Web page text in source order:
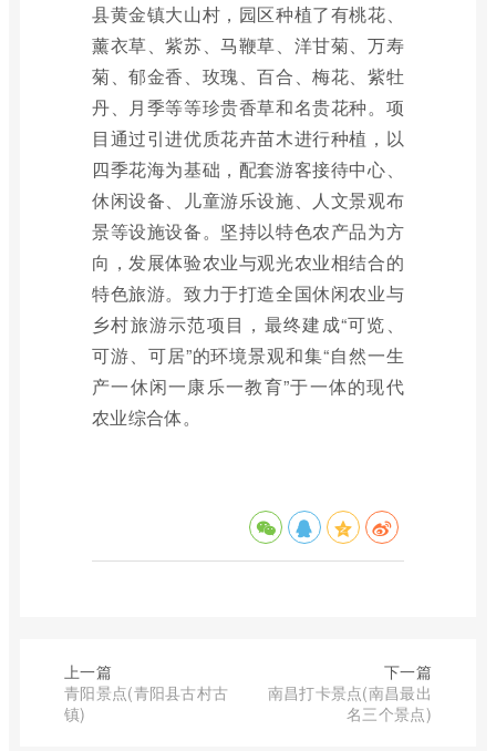
县黄金镇大山村，园区种植了有桃花、
薰衣草、紫苏、马鞭草、洋甘菊、万寿
菊、郁金香、玫瑰、百合、梅花、紫牡
丹、月季等等珍贵香草和名贵花种。项
目通过引进优质花卉苗木进行种植，以
四季花海为基础，配套游客接待中心、
休闲设备、儿童游乐设施、人文景观布
景等设施设备。坚持以特色农产品为方
向，发展体验农业与观光农业相结合的
特色旅游。致力于打造全国休闲农业与
乡村旅游示范项目，最终建成“可览、
可游、可居”的环境景观和集“自然一生
产一休闲一康乐一教育”于一体的现代
农业综合体。
上一篇
青阳景点(青阳县古村古
镇)
下一篇
南昌打卡景点(南昌最出
名三个景点)